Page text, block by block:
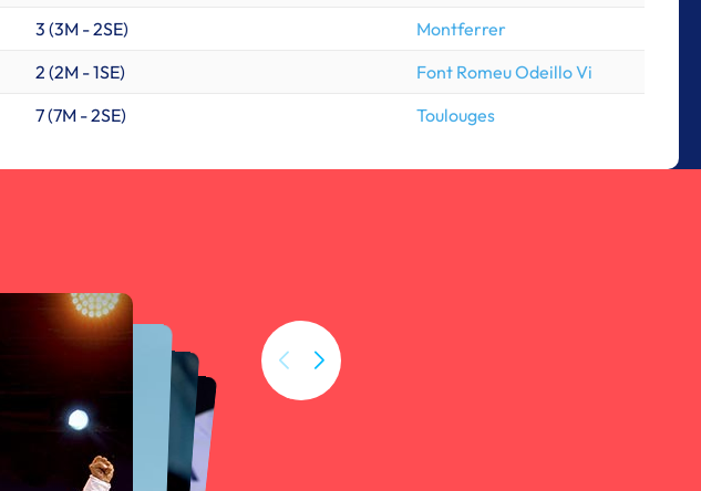
3 (3M -2SE)
Montferrer
2 (2M -1SE)
Font Romeu Odeillo Vi
7 (7M -2SE) Toulouges